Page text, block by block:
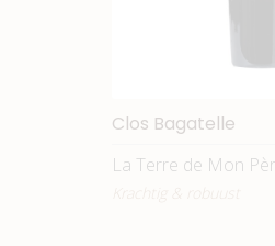
Clos Bagatelle
La Terre de Mon